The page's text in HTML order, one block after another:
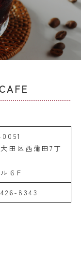
田区西蒲田7丁
６F
8343